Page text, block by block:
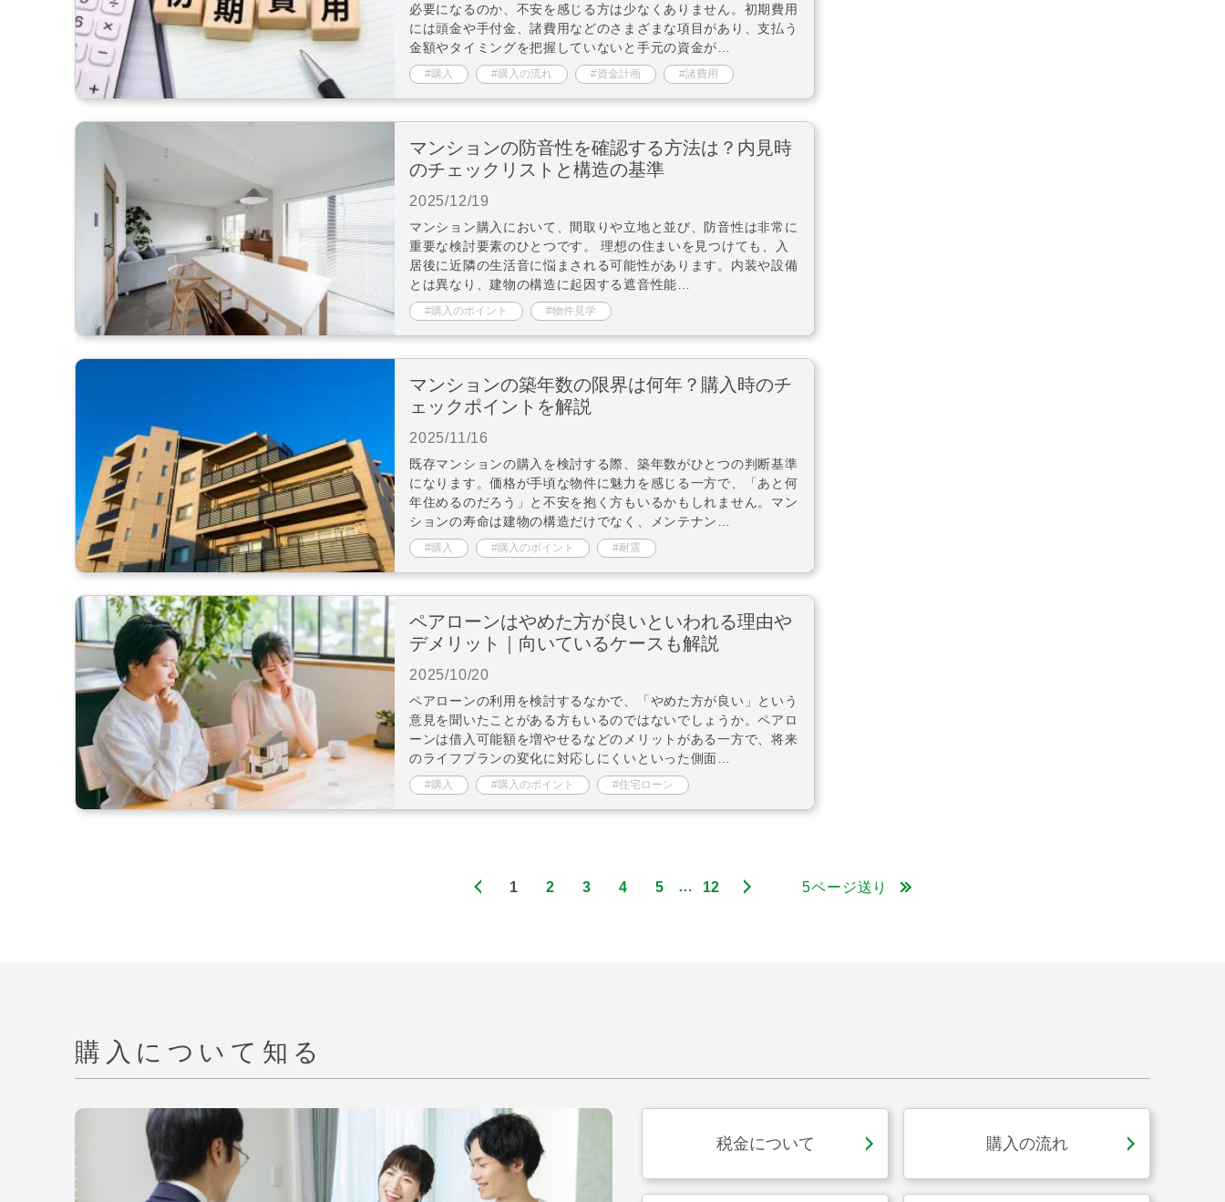
必要になるのか、不安を感じる方は少なくありません。初期費用
には頭金や手付金、諸費用などのさまざまな項目があり、支払う
金額やタイミングを把握していないと手元の資金が…
購入 購入の流れ 資金計画 諸費用
マンションの防音性を確認する方法は？内見時
のチェックリストと構造の基準
2025/12/19
マンション購入において、間取りや立地と並び、防音性は非常に
重要な検討要素のひとつです。 理想の住まいを見つけても、入
居後に近隣の生活音に悩まされる可能性があります。内装や設備
とは異なり、建物の構造に起因する遮音性能…
購入のポイント 物件見学
マンションの築年数の限界は何年？購入時のチ
ェックポイントを解説
2025/11/16
既存マンションの購入を検討する際、築年数がひとつの判断基準
になります。価格が手頃な物件に魅力を感じる一方で、「あと何
年住めるのだろう」と不安を抱く方もいるかもしれません。マン
ションの寿命は建物の構造だけでなく、メンテナン…
購入 購入のポイント 耐震
ペアローンはやめた方が良いといわれる理由や
デメリット｜向いているケースも解説
2025/10/20
ペアローンの利用を検討するなかで、「やめた方が良い」という
意見を聞いたことがある方もいるのではないでしょうか。ペアロ
ーンは借入可能額を増やせるなどのメリットがある一方で、将来
のライフプランの変化に対応しにくいといった側面…
購入 購入のポイント 住宅ローン
1 2 3 4 5 12 5ページ送り
購入について知る
税金について 購入の流れ